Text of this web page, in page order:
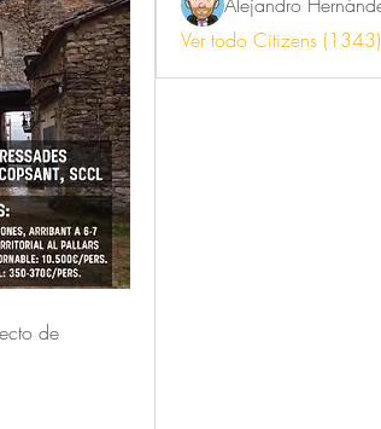
de
Ver todo Citizens (1343)